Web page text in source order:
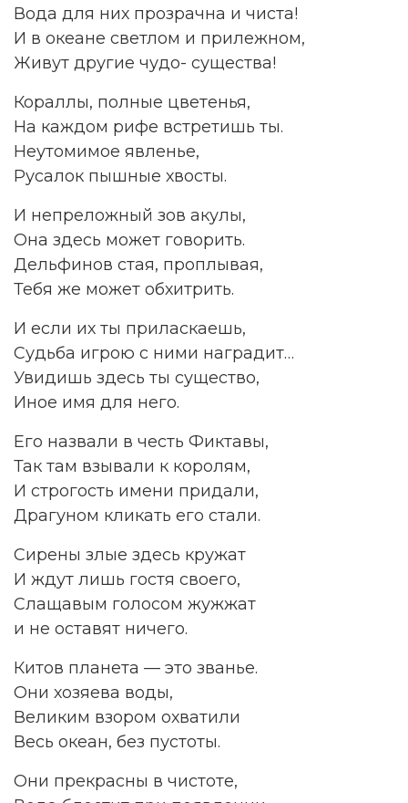
Вода для них прозрачна и чиста!
И в океане светлом и прилежном,
Живут другие чудо- существа!
Кораллы, полные цветенья,
На каждом рифе встретишь ты.
Неутомимое явленье,
Русалок пышные хвосты.
И непреложный зов акулы,
Она здесь может говорить.
Дельфинов стая, проплывая,
Тебя же может обхитрить.
И если их ты приласкаешь,
Судьба игрою с ними наградит…
Увидишь здесь ты существо,
Иное имя для него.
Его назвали в честь Фиктавы,
Так там взывали к королям,
И строгость имени придали,
Драгуном кликать его стали.
Сирены злые здесь кружат
И ждут лишь гостя своего,
Слащавым голосом жужжат
и не оставят ничего.
Китов планета — это званье.
Они хозяева воды,
Великим взором охватили
Весь океан, без пустоты.
Они прекрасны в чистоте,